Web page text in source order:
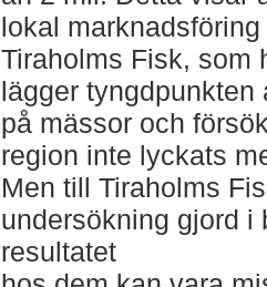
lokal
Tiraholms Fisk, som
lägger
på mässor och
region inte lyckats
Men till Tiraholms
undersökning gjord i
resultatet